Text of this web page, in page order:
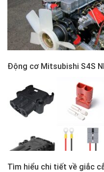
Động cơ Mitsubishi S4S
Tìm hiểu chi tiết về giắc